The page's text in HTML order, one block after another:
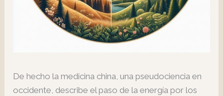
De hecho la medicina china, una pseudociencia en
occidente, describe el paso de la energía por los